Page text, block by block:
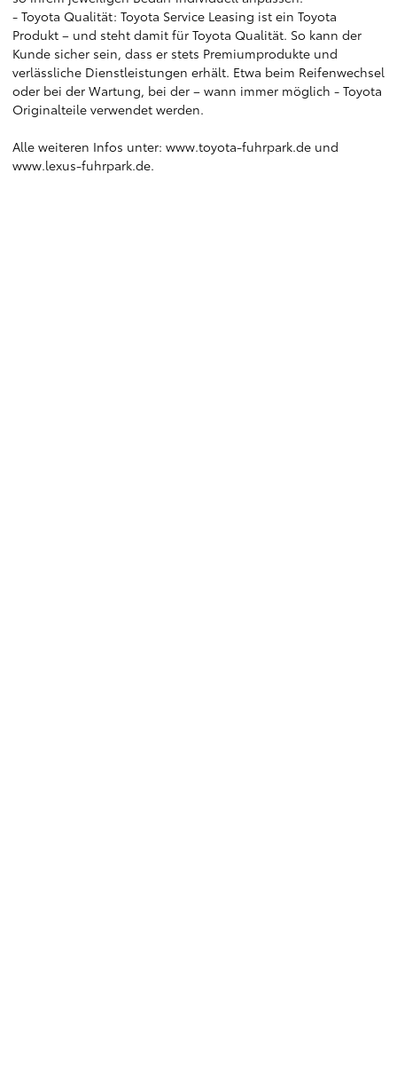
- Toyota Qualität: Toyota Service Leasing ist ein Toyota
Produkt – und steht damit für Toyota Qualität. So kann der
Kunde sicher sein, dass er stets Premiumprodukte und
verlässliche Dienstleistungen erhält. Etwa beim Reifenwechsel
oder bei der Wartung, bei der – wann immer möglich - Toyota
Originalteile verwendet werden.
Alle weiteren Infos unter: www.toyota-fuhrpark.de und
www.lexus-fuhrpark.de.